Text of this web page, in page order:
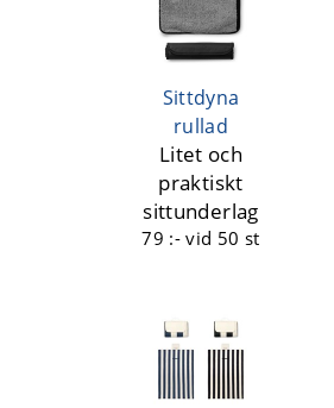
Sittdyna
rullad
Litet och
praktiskt
sittunderlag
79 :-vid 50 st